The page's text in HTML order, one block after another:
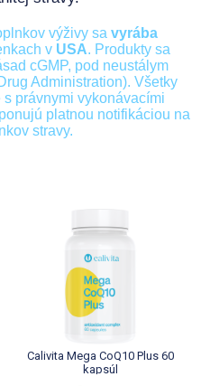
výživy sa vyrába
v USA. Produkty sa
cGMP, pod neustálym
Administration). Všetky
právnymi vykonávacími
platnou notifikáciou na
stravy.
Calivita Mega CoQ10 Plus 60
kapsúl